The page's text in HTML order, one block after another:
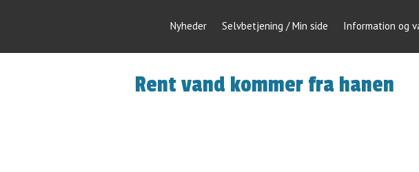
Nyheder Selvbetjening / Min side Information og
Rent vand kommer fra hanen